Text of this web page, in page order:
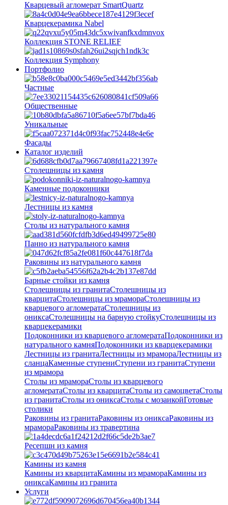
Кварцевый агломерат SmartQuartz
Кварцекерамика Nabel
Коллекция STONE RELIEF
Коллекция Symphony
Портфолио
Частные
Общественные
Уникальные
Фасады
Каталог изделий
Столешницы из камня
Каменные подоконники
Лестницы из камня
Столы из натурального камня
Панно из натурального камня
Раковины из натурального камня
Барные стойки из камня
Столешницы из гранитаСтолешницы из
кварцитаСтолешницы из мрамораСтолешницы из
кварцевого агломератаCтолешницы из
ониксаСтолешницы на барную стойкуСтолешницы из
кварцекерамики
Подоконники из кварцевого агломератаПодоконники из
натурального камняПодоконники из кварцекерамики
Лестницы из гранитаЛестницы из мрамораЛестницы из
сланцаКаменные ступениСтупени из гранитаСтупени
из мрамора
Столы из мрамораСтолы из кварцевого
агломератаСтолы из кварцитаСтолы из самоцветаСтолы
из гранитаСтолы из ониксаСтолы с мозаикойГотовые
столики
Раковины из гранитаРаковины из ониксаРаковины из
мрамораРаковины из травертина
Ресепшн из камня
Камины из камня
Камины из кварцитаКамины из мрамораКамины из
ониксаКамины из гранита
Услуги